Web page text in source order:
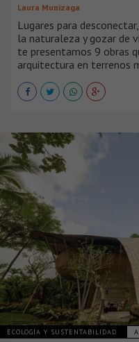
Laura Munizaga
Lugares para
la naturaleza y gozar de
te presentamos 9 obras
arquitectura en terrenos
ECOLOGÍA Y SUSTENTABILIDAD